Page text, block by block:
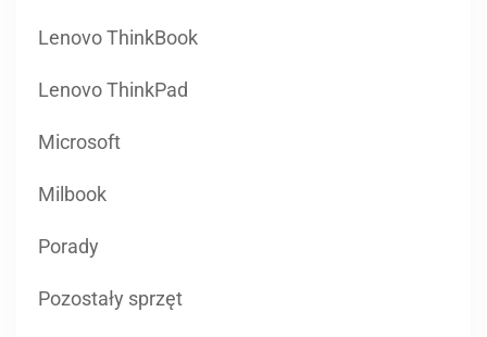
Lenovo ThinkBook
Lenovo ThinkPad
Microsoft
Milbook
Porady
Pozostały sprzęt